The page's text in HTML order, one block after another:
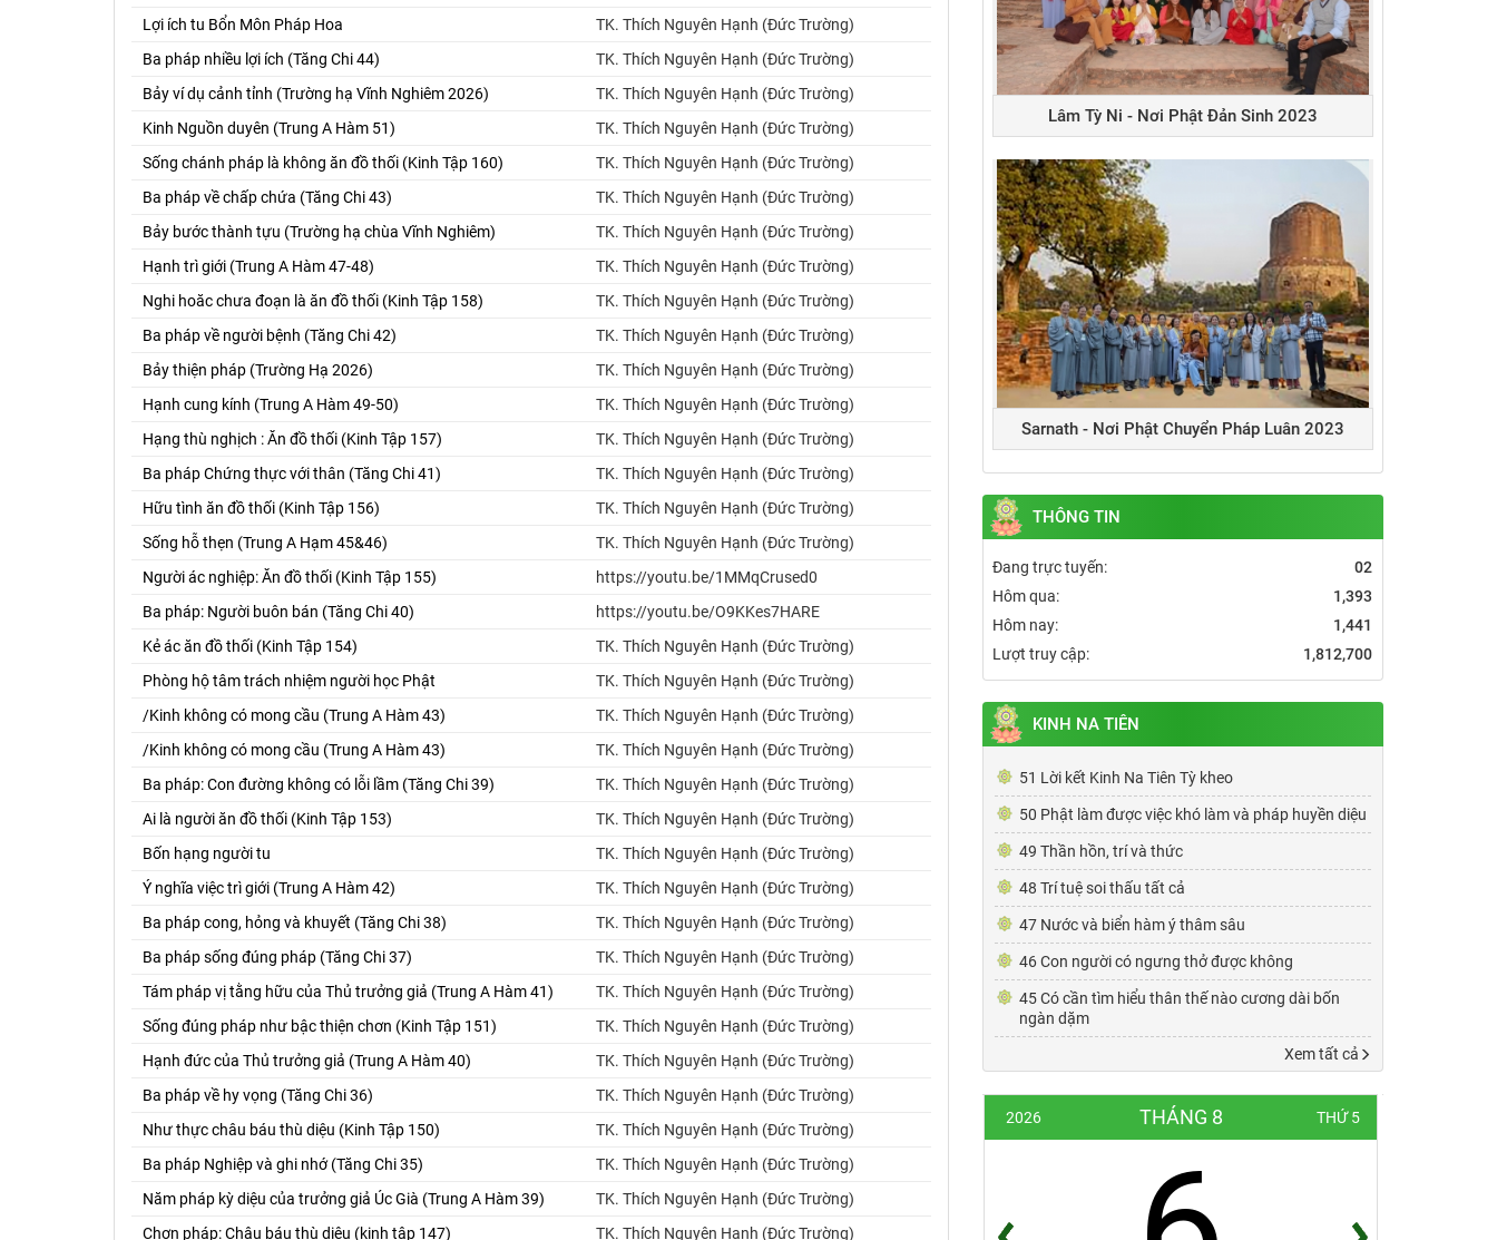
Lợi ích tu Bổn Môn Pháp Hoa
TK. Thích Nguyên Hạnh (Đức Trường)
Ba pháp nhiều lợi ích (Tăng Chi 44)
TK. Thích Nguyên Hạnh (Đức Trường)
Bảy ví dụ cảnh tỉnh (Trường hạ Vĩnh Nghiêm 2026)
TK. Thích Nguyên Hạnh (Đức Trường)
Kinh Nguồn duyên (Trung A Hàm 51)
TK. Thích Nguyên Hạnh (Đức Trường)
Sống chánh pháp là không ăn đồ thối (Kinh Tập 160)
TK. Thích Nguyên Hạnh (Đức Trường)
Ba pháp về chấp chứa (Tăng Chi 43)
TK. Thích Nguyên Hạnh (Đức Trường)
Bảy bước thành tựu (Trường hạ chùa Vĩnh Nghiêm)
TK. Thích Nguyên Hạnh (Đức Trường)
Hạnh trì giới (Trung A Hàm 47-48)
TK. Thích Nguyên Hạnh (Đức Trường)
Nghi hoăc chưa đoạn là ăn đồ thối (Kinh Tập 158)
TK. Thích Nguyên Hạnh (Đức Trường)
Ba pháp về người bệnh (Tăng Chi 42)
TK. Thích Nguyên Hạnh (Đức Trường)
Bảy thiện pháp (Trường Hạ 2026)
TK. Thích Nguyên Hạnh (Đức Trường)
Hạnh cung kính (Trung A Hàm 49-50)
TK. Thích Nguyên Hạnh (Đức Trường)
Hạng thù nghịch : Ăn đồ thối (Kinh Tập 157)
TK. Thích Nguyên Hạnh (Đức Trường)
Ba pháp Chứng thực với thân (Tăng Chi 41)
TK. Thích Nguyên Hạnh (Đức Trường)
Hữu tình ăn đồ thối (Kinh Tập 156)
TK. Thích Nguyên Hạnh (Đức Trường)
Sống hỗ thẹn (Trung A Hạm 45&46)
TK. Thích Nguyên Hạnh (Đức Trường)
Người ác nghiệp: Ăn đồ thối (Kinh Tập 155)
https://youtu.be/1MMqCrused0
Ba pháp: Người buôn bán (Tăng Chi 40)
https://youtu.be/O9KKes7HARE
Kẻ ác ăn đồ thối (Kinh Tập 154)
TK. Thích Nguyên Hạnh (Đức Trường)
Phòng hộ tâm trách nhiệm người học Phật
TK. Thích Nguyên Hạnh (Đức Trường)
/Kinh không có mong cầu (Trung A Hàm 43)
TK. Thích Nguyên Hạnh (Đức Trường)
/Kinh không có mong cầu (Trung A Hàm 43)
TK. Thích Nguyên Hạnh (Đức Trường)
Ba pháp: Con đường không có lỗi lầm (Tăng Chi 39)
TK. Thích Nguyên Hạnh (Đức Trường)
Ai là người ăn đồ thối (Kinh Tập 153)
TK. Thích Nguyên Hạnh (Đức Trường)
Bốn hạng người tu
TK. Thích Nguyên Hạnh (Đức Trường)
Ý nghĩa việc trì giới (Trung A Hàm 42)
TK. Thích Nguyên Hạnh (Đức Trường)
Ba pháp cong, hỏng và khuyết (Tăng Chi 38)
TK. Thích Nguyên Hạnh (Đức Trường)
Ba pháp sống đúng pháp (Tăng Chi 37)
TK. Thích Nguyên Hạnh (Đức Trường)
Tám pháp vị tằng hữu của Thủ trưởng giả (Trung A Hàm 41)
TK. Thích Nguyên Hạnh (Đức Trường)
Sống đúng pháp như bậc thiện chơn (Kinh Tập 151)
TK. Thích Nguyên Hạnh (Đức Trường)
Hạnh đức của Thủ trưởng giả (Trung A Hàm 40)
TK. Thích Nguyên Hạnh (Đức Trường)
Ba pháp về hy vọng (Tăng Chi 36)
TK. Thích Nguyên Hạnh (Đức Trường)
Như thực châu báu thù diệu (Kinh Tập 150)
TK. Thích Nguyên Hạnh (Đức Trường)
Ba pháp Nghiệp và ghi nhớ (Tăng Chi 35)
TK. Thích Nguyên Hạnh (Đức Trường)
Năm pháp kỳ diệu của trưởng giả Úc Già (Trung A Hàm 39)
TK. Thích Nguyên Hạnh (Đức Trường)
Chơn pháp: Châu báu thù diệu (kinh tập 147)
TK. Thích Nguyên Hạnh (Đức Trường)
Lâm Tỳ Ni - Nơi Phật Đản Sinh 2023
Sarnath - Nơi Phật Chuyển Pháp Luân 2023
THÔNG TIN
Đang trực tuyến:
02
Hôm qua:
1,393
Hôm nay:
1,441
Lượt truy cập:
1,812,700
KINH NA TIÊN
51 Lời kết Kinh Na Tiên Tỳ kheo
50 Phật làm được việc khó làm và pháp huyền diệu
49 Thần hồn, trí và thức
48 Trí tuệ soi thấu tất cả
47 Nước và biển hàm ý thâm sâu
46 Con người có ngưng thở được không
45 Có cần tìm hiểu thân thế nào cương dài bốn
ngàn dặm
Xem tất cả
2026 THÁNG 8 THỨ 5